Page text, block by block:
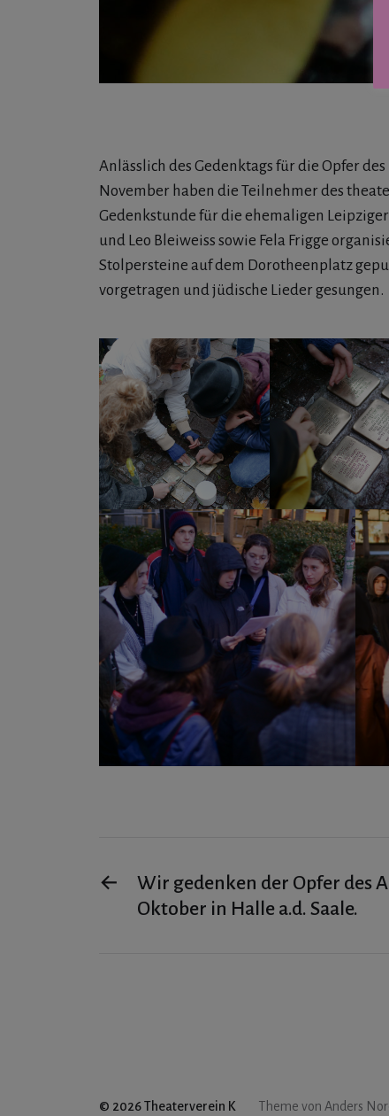
Anlässlich des Gedenktags für die Opfer
November haben die Teilnehmer des
Gedenkstunde für die ehemaligen
und Leo Bleiweiss sowie Fela Frigge
Stolpersteine auf dem Dorotheenplatz
vorgetragen und jüdische Lieder gesungen.
←
Wir gedenken der Opfer des
Oktober in Halle a.d. Saale.
© 2026Theaterverein K Theme von Anders